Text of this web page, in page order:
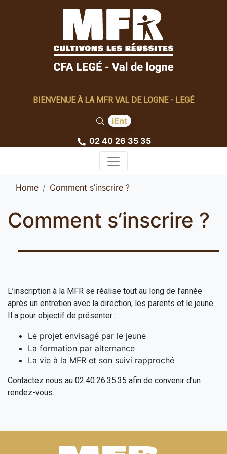
BIENVENUE À LA MFR VAL DE LOGNE - LEGÉ
iEnt
02 40 26 35 35
Home Comment s’inscrire ?
Comment s’inscrire ?
L’inscription à la MFR se réalise tout au long de l’année
après un entretien avec la direction, les parents et le jeune.
Il a pour objectif de présenter :
Le projet envisagé par le jeune
La formation par alternance
La vie à la MFR et son suivi rapproché
Contactez nous au 02.40.26.35.35 afin de convenir d’un
rendez-vous.